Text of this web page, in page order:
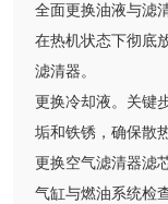
全面更换油液与滤
在热机状态下彻底
滤清器。
更换冷却液。关键
垢和铁锈，确保散
更换空气滤清器滤
气缸与燃油系统检